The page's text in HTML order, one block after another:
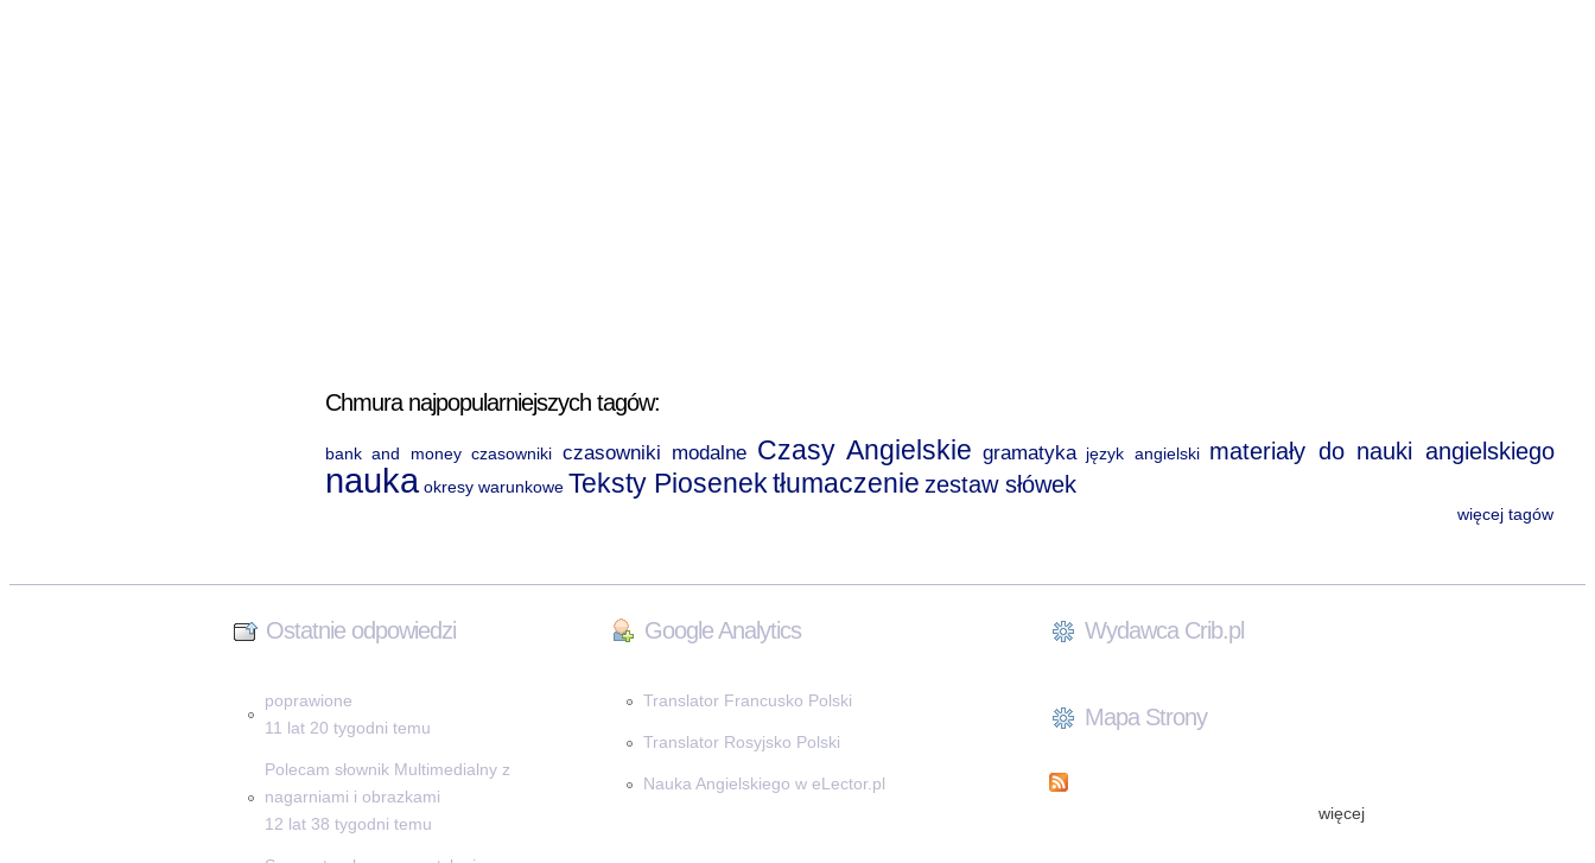
Chmura najpopularniejszych tagów:
bank and money czasowniki czasowniki modalne Czasy Angielskie gramatyka język angielski materiały do nauki angielskiego
nauka okresy warunkowe Teksty Piosenektłumaczenie zestaw słówek
więcej tagów
Ostatnie odpowiedzi
poprawione
11 lat 20 tygodni temu
Polecam słownik Multimedialny z
nagarniami i obrazkami
12 lat 38 tygodni temu
Google Analytics
Translator Francusko Polski
Translator Rosyjsko Polski
Nauka Angielskiego w eLector.pl
Wydawca Crib.pl
Mapa Strony
więcej